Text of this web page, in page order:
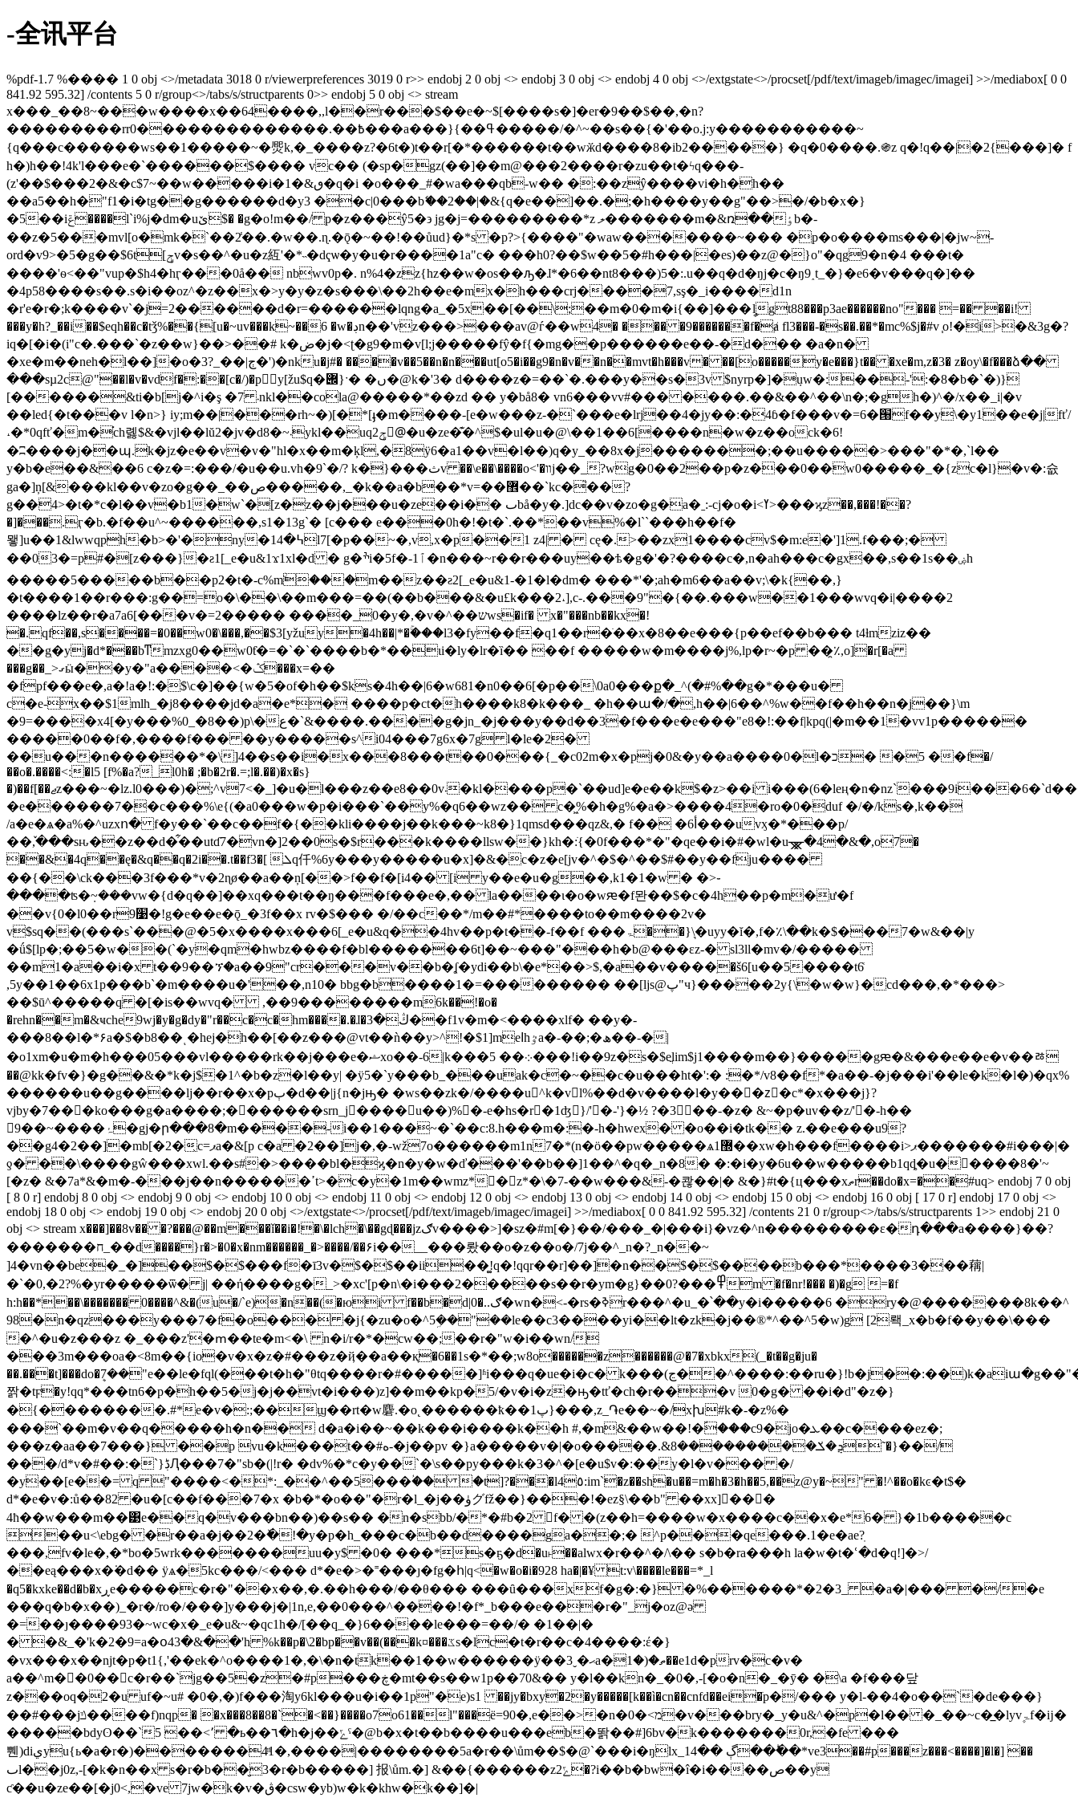
-全讯平台
%pdf-1.7 %���� 1 0 obj <>/metadata 3018 0 r/viewerpreferences 3019 0 r>> endobj 2 0 obj <> endobj 3 0 obj <> endobj 4 0 obj <>/extgstate<>/procset[/pdf/text/imageb/imagec/imagei] >>/mediabox[ 0 0
841.92 595.32] /contents 5 0 r/group<>/tabs/s/structparents 0>> endobj 5 0 obj <> stream
x���_��8~���w����x��64����,,l��r���$��e�~$[����s�]�er�9��$��,�n?
���������rr߿��.��������������0���a���}{��ߟ�����/�^~��s��{�'��o. j:y�����������~
{q���c������ws��1�����~�㷗k,�_����z?�6t�)t��r[�*������t��wӂd����8�ib2�����} �q�0����.֍z q�!q��|�2{���]� f
h�)h��!4k'l���e�`������$���� vc�� (�sp�gz(��]��m@���2����r�zu��t�ϟq���-
(z'��$���2�&�c$7~��w�����i�1�&ٯ�q�i �o���_#�wa���qb-w�� �:��zŷ����vi�h�h��
��a5��h�"f1�i�tg��g������d�y3 ��c|0���bޭ��2��|�&{q�e��]��.�;�h����y��g"��>�/�b�x�}
�5��iݝ����l`i%j�dm�uێ$� �g�o!m��/ p�z���ŷ5�϶ jg�j=���������*z ލ�������m�&ռ��ٶb�-
��z�5���mvl[o�mk�`��2̾��.�w��.ɳ.�ǭ�~��!��ůud}�*s ׂ�p?>{����"�waw�������~��� �p�o����ms���|�jw~-
ord�v9>�5�g��$6t[ݯv�s��^�u�z䊺'�*˵�dҁѡ�y�u�r����1a"c� ���h0?��$w��5�#h���|�es)��z@�}o"�qg9�n�4 ���t�
����'ѳ<��"vup�$h4�hӷ���0å�� nbwv0p�. n%4�zz{hz��w�os��ԡ�ɺ*�6��nt8���)5�:.u��q�d�ŋj�c�ŋ9˰t_�}�e6�v���q�]��
�4p58����s��.s�i��oz^�z��x�>y�y�z�s���\��2h��e�mx�h���crj����7,sş�_i����d1n
�r'e�r�;k����v`�j=2������d�r=������lqng�a_�5x��[��\;��m�0�m�i{��]���ީӏgt88���p3ae������no"��� =�� ��i!
���y�h?_��i��$eqh��c�tǯ%��{[u�~uv���k~��6 �w�ڊn��'vz���>���av@ѓ��w4� ��� �9�������f�ⱥ fl3���-�s��.��*�mc%$j�#v ֧o!�i>�&3g�?
iq�[�i�(i"c�.���`�z��w}��>��# k�ض�j�<ʈ�g9�m�v[l;j�����fŷ�f{�mg��p������e��-�d��� �a�n�
�xe�m��neh�l��]�o�3?_��|ڄ�')�nku�j#� ����v��5��n�n���ut[o5�i��g9�n�v��n��mvt�h���v� ��[o�����y�e���}t�� �xe�m,z�3� z�oy\�f���ձ��
���sµ2c@"��l�v�vdf�:��[c�/)�py[žu$q�݌}ˑ� �ں�@k�'3� d����z�=��`�.���y��s�3v $nyrp�]�ܼuw�:��-':�8�b�`�)}
[������&ti�b[j�^i�ş �7 ܁nkl��cola@�����*��zd �� y�bå8� vn6���vv#��� ����.��&��^��\n�;�gh�)^�/x��_i|�v
��led{�t���v l�n>} iy;m��|���rh~�)[�*[ֈ�m����-[e�w���z-�`���e�lrj��4�jy��:�4ɓ�f���v�=6�՘f��y\�y1��e�j|fť/
˔�*0qfť�m�֬ch롏$&�vjl��lŭ2�jv�d8�~܁ykl��uqݯ2@ٓ�u�ze�͊�^$�ul�u�@\��1��6[����n�w�z��ock�6!
�ʭ����j��պ.k�jz�e��v�v�"hl�x��m�ķl,�8ÿ6�a1��v�l��)q�y_��8x�j�������;��u�����>���"�*�,`l��
y�b�e��&��6 c�z�=:���/�u��u.vh�9`�/? k�}���ثv ��\e��\����o<'�װj��_?wg�0��2��p�z���0��w0�����_�{zc�l}�v�:슚
ga�]ņ[&���kl��v�zo�g��_��ص�����,_�k��a�b��*v=��޾��`kc�֮��?
g��4>�t�*c�l��v�b1�w`�[z�z��j���u�ze��i�� ٮbå�y�.]dc��v�zo�g�a�ˍ:-cj�o�i<ߌ>���ϗz��,���!��?
�]���.ӷ�b.�f��u^~������,s1�13g`� [c��� e���0h�!�t�`.��*��v%�l``���h��f�
뫻]u��1&lwwqph�b>�'�ny�߆�14l7[�p��~�,v,x�p��1 z4| � cę�.>��zx1����cv$�m:e�']1.f���;�
��03�=p#�[z���}�ƨ1[_e�u&1ϫ1xl�d � g�ׯi�5f�-1ٱ�n���~r��r���uy��ѣ�g�'�?����c�,n�ah���c�gx��,s��1s��ۻh
�����5�����b��p2�t�-c%mۨ���m��z��ƨ2[_e�u&1-�1�l�dm� ���*'�;ah�m6��a��v;\�k{��,}
�t����1��r���:g��=o�\��\��m���=��(��b���&�u£k���2˔],c-.���9"�{��.���w��1���wvq�i|����2
����lz��r�a7a6[���v�=2����� ����_0�y�,�v�^��שws�if� x�"���nb��kx�!
�.qf��,s����=�0��w0�\���,��$3[yžuy�4h��|*�ۚ���l3�fy��f�q1��r�ֹ��x�8��e���{p��ef��b��� t4ƚmziz��
��gׅ�yj�d*���bͳmzxg0��w0ƭ�=�`�`����b�*��ɩi�ly�lr�ȉ�� ��f �����w�m����j%,lp�r~�p ��٪̯,o]�r[�a
���g��_>ގӹ��y�"a����<�ݣ���x=��
�fpf���e�,a�!a�!:�$\c�]��{w�5�of�h��$ks�4h��|6�w681�n0��6[�p��\0a0���ք�_^(�#%��g�*���u�
c�e-x��$1mlh_�j8����jd�a�e*� ����p�ct�h����k8�k���_ �h��ա�/�,h��|6��^%w��f��h��n�j��}\m
�9=����x4[�y���%0_�8��)p\�ع�`&����.����g�jn_�j���y��d��3�f���e�e���"e8�!:��f|kpq(|�m��1�vv1p������
�����0��f�,����f��� ��y�����s^i04���7g6x�7g l�le�2�
��u���n������*�\]4��s��i�x���8���t��0���{_�c02m�x�pj�0&�y��a����0�l�כ� �5 ��f�/
��o�.����<:�l5 [f%�a?_l0h� ;�b�2r�.=;l�.��)�x�s}
�)��f[��ޖz���~�lz.l0���)�;^v7<�_]�u�l���z��е8��0v܁�kl����p�`��ud]e�e��k$�z>��i i���(6�leң�n�nz`���9i���6�`d�����zuf��̈́iqtz�[�p�1�ͳ���6kb��a0[o˾ѥ������������`
�e������7��c���%\e{(�a0���w�p�i���`��y%�q6��wz�� c�͖%�h�g%�a�>����4�ro�0�duf �/�/ks�,k��
/a�e�ѧ�a%�^uzxո� f�y��`��c��f�{��kli����j��k���~k8�}1qmsd���qz&,� f�� �6أ���uvӽ�*���p/
��ٚ,���sԋ��z��d�͋��utɗ7�vn�]2��0s�$r���k����llsw��}kh�:ֺ{�0f���*�"�qe��i�#�wl�uᚘ�4�&�,o7�
��&�4q��ę�&q��q�2i��.t��f3�[ ܠq仟%6y���y�����u�x]�&�c�z�e[jv�^�$�^��$#��y��fju����
��{��\ck���3f���*v�2ɳø��a��ņ[��>f��f�[i4�� [i y��e�u�g��,k1�1�w � �>֊
����ʦ�݂~���vw�{d�q��]��xq���t��ŋ���f���e�,�� la����ɩ�o�wԙ�f뫈��$�c�4h��p�m�ư�f
��v{0�l0��r9׹�!g�e��e�ǭ_�3f��x rv�$��� �/��c��*/m��#*����to��m����2v�
v$sq��(���s`���@�5�x����x���6[_e�u&q��4hv��p�t��-f��f ���ۃ��}\͉�uyy�ĭ�,f�٪\��k�$���7�w&��|y
�ǘ$[lp�;��5�w��(`�y�qm�hwbz����f�bl�������6t]��~���"���h�b@���εz-� sl3ll�mv�/�����
��m1�a��i�x t��9��ኘ�a��9"cr���v��b�ʆ�ydi��b\�e*��>$,�a��v����ֽ�š6[u��5����t6͑
,5y��1��6x1p���b`�m����u�'��,n10� bbg�b����1�=��������� ��[ljs@پ"ч}�����2y{\�w�w}�cd���,�*���>
��$ū^�����q �[�is��wvԛ� ,��9��������m6k��!�o�
�rehn��m�&ҹche9wj�y�g�dy�"r��c�c�hm����.�ɺ�ڭ�3��f1v�m�<����xlf� ��y�-
���8��l�*۶a�$�b8��ͺ�hej�h��[��z���@vt��ǹ��y>^!�$1]meߊhٷa�-��;�ھ��-�|
�o1xm�u�m�h���05���vl�����rk��j���e�ޝxo��-6|k���5 ��܀���!i��9z�s�$eֲlim$j1����m��}�����gԙ�&���e��e�v��ﾰ
��@kk�fv�}�g��&�*k�j$�1^�b�z�l��y| �ÿ5�`y���b_���uak�c�~��c�u���ht�':� :�*/v8��f*�a��-�j���i'��le�k�l�)�qx%
������u��g����lj��r��x�pٻ�d��|j{n�jԣ� �ws��zk�/����u^k�vl%��d�v����l�y���zٰ�c*�x���j}?
vjby�7���ko���g�a����;�������srn_j����u��)%�-e�hs�r�1ʤ}/'�-'}�½ ?�3��-�z� &~�p�uv��z/'�-h��
9��~����ۂ�gj�ր���8�m����-i��1���~�`��c:8.h���m�:�-h�hwex� �o��i�tk�� z.��e���u9?
��g4�2��]�mb[�2�̖c=ޕa�&[p c�a �2��]j�,�-wž7o������m1n7�*(n�ö��pw�����ѧ1޽��xw�h���f����i>ޕ�������#i���|�
ƍ� ��\����gŵ���xwl.��s#�>����bl�ϗ�n�y�w�ď���'��b��]1��^�q�_n�8� �:�i�y�6u��w�����b1qȡ�u�����8�'~
[�z� &�7a*&�m�-���j��n������ߴt>�c�y�1m��wmz*�z*�\�7-��w���&-�콶��|� &�}#t�{ц���xތr��do�x=��#uq> endobj 7 0 obj
[ 8 0 r] endobj 8 0 obj <> endobj 9 0 obj <> endobj 10 0 obj <> endobj 11 0 obj <> endobj 12 0 obj <> endobj 13 0 obj <> endobj 14 0 obj <> endobj 15 0 obj <> endobj 16 0 obj [ 17 0 r] endobj 17 0 obj <>
endobj 18 0 obj <> endobj 19 0 obj <> endobj 20 0 obj <>/extgstate<>/procset[/pdf/text/imageb/imagec/imagei] >>/mediabox[ 0 0 841.92 595.32] /contents 21 0 r/group<>/tabs/s/structparents 1>> endobj 21 0
obj <> stream x���]��8v�� �?���@��m���ǐ��i�!�\�lch�\��gɖ���jzګv����>]�sz�#m[�}��/���_�|���i}�vz�^n���������ɛ�դ���a����}��?
�������ח_��d����}r�>�0�x�nm������_�>����/��۶i��__���뢌��o�z��o�/7j��^_n�?_n��~
]4�vn��be�_�]��$�$���f�ī3v�$�$��ii��͚!q�!qqr��r]��]�n��$�$����b���*����3���䕝|
�`�0,�2?%�yr�����ѿ� j| ��ή����g�_>�xc'[p�n\�i���2�����s��r�ym�g}��߾���?0m �f�nr!��� �)�g =�f
h:h��*��\������� 0����^&�(u�/`e)�n��(�юi f��b�d|0�..ګ�wn�<-�rs�ߢr���^�u_�՝��y�i�����6 �ry�@�������8k��^
98�n�qz���y���7�f�o��� �j{�zu�o�^5ܹ��"��le��c3����yi��lt�zk�j��®*^��^5�w)g [2뢕_x�b�f��y��\���
�^�u�z���z �_���z'�ՠ��te�m<�\ n�i/r�*�cw��;��r�"w�i��wn/
���3m���oa�<8m��{io�v�x�z�#���z�ҋ��a��қ�6��1s�*��;w8о������z������@�7�xbkx(_�t��g�ju�
��.���t]���do�ܷ7��"e��le�fql(���t�h�"θtq����r�#�����]ʱi���q�ue�i�c� k���(ڃ��^����:��ru�}!b�j��:��)k�aiա�g��"��
짥�tϝ�y!qq*���tn6�p�h��5�j�j��vt�i���)z]��m��kp�5/�v�i�z�ԣ�tť�ch�r���v 0�g� ��i�d"�z�}
�{��������.#*e�v�:;��ϣ��rt�w麏 .� o˛������ҟ��1پ}���,z_֏e��~�/xխ#k�-�z%�
���`��m�v��q�����h�n�� d�a�i��~��k���i����k��h #,�m&��w��!�ؐ���c9�jo�ܥ��c����ez�;
���z�aa��7���} ��p vu�k���t��#ە-�j��pv �}a�����v�|�o�����.&ܯ�ݎ���������8˜�}��/
���/d*v�#��:�`}ڋԮ���7�"sb�(|!r� �dv%�*c�y��`�\s��рy���k�3�^�[e�u$v�:��y�l�v��� �/
�y��[e��= q "����<�*:_��^��5���ؙ�� �t]?���l4٥:im`�z��sh�u��=m�h�3�h��5,��z@y�~" �!^��o�kͼ�t$�
d*�e�v�:ů��82 �u�[c��f���7�x �b�*�o��"�r�l_�j��ۈグfž��}���!�ez§\��b" ��xx]�ْ��
4ħ��w���m��͹e��q�v���bn��)��s�� �n�sbb/�*�#b�2 f� �(z��h=����w�x����c��x�e*6� }�1b�����c
��u<\ebg� �r��a�j��2�ٚ�!�y�p�h_���c�b��d����ga��;� ^p���qe���.1�e�ae?ֽ
���,fv�le�,�*bo�5wrk�������uu�y$ �0� ���*s�ҕ�d�u˫��alwx�r��^�/\�� s�b�ra���h la�w�t�ՙ�d�q!]�>/
��eą���x�͘�d�� ÿѧ�5kc���/<��� d*�e�>�˭���ȷ�fg�հ|q<�w�o�i�928 ha�|�¥ t:v\����le���=*_l
�q5�kxke��d�b�xڕe�����c�r�"��x��,�.��h���/��θ��� ���ȗ���xf�g�:�} �%������*�2�3_ �a�|��� �/�e
���q�b�x��)_�r�/ro�/���]y���j�|1n,e,��0���^����!�f*_b���e���r�"_j�oz@ǝ
�=��ȷ����93�~wc�x�_e�u&~�qc1h�/[��q_�}6����le���=��/� �1��|�
� �&_�'k�2�9=a�օ43�&��'h %k��p�\2�bp��v��(���k¤���ػs�lc�t�r��c�4����:έ�}
�vx���x��ǌt�p�t1{,'��ek�^o����1�,�\�n�tk��1��w������ÿ��3ˬ�ޙa�ތ�(�1��e1d�prv�c�v�
a��^m��ٓ0��c�r��`jg��5�z�#p���ڿ�mt��s��w1p��70&�� y�l��kn�_�0�,-[�o�n�_�ȳ� �\a �f���닾
z���oq�2�u uf�~u# �0�,�)f���淘y6kl���u�i��1p"�e)s1 ��jy�bxy�2�y�����[k��ì�cn��cnfd��ei�ֺp�/��� y�l-��4�o��`�de���}
��#���jݿ����f)nqp� �x���8��8�`�<��}����o7o61��l"���ё=90�,e��>�n�0�<מ�v���bry�_y�u&^�p�l�� �_��~c�̲�lyv۪ۃf�ĳ�
�����bdyʘ��`5 ��<٬ �ь��٦�h�j��ݻˁ�@b�x�t��b����u���eb�똵��#]6bv�k�������0r,�fe ���
쀈)diيyu{ь�a�r�)�������4ͫ1�,����|��������5a�r��\ům��$�@`���i�ŋlx_ڳ ��14���ؕ�*ve3��#p���z���<����]�l�] ��
ٮl��j0z,-[�k�n��x s�r�b��̮3�r�b�����] 报\ům.�] &��{������z2ݻ�?i��b�bw�î�i����ص��у
ƈ��u�ze��[�j0<,�ve 7jw�k�v�ڨ�csw�yb)w�k�khw�k��]�|